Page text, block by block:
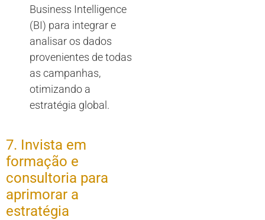
Business Intelligence
(BI) para integrar e
analisar os dados
provenientes de todas
as campanhas,
otimizando a
estratégia global.
7. Invista em
formação e
consultoria para
aprimorar a
estratégia